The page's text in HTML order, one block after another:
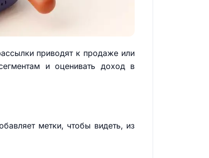
приводят к продаже или
и оценивать доход в
метки, чтобы видеть, из